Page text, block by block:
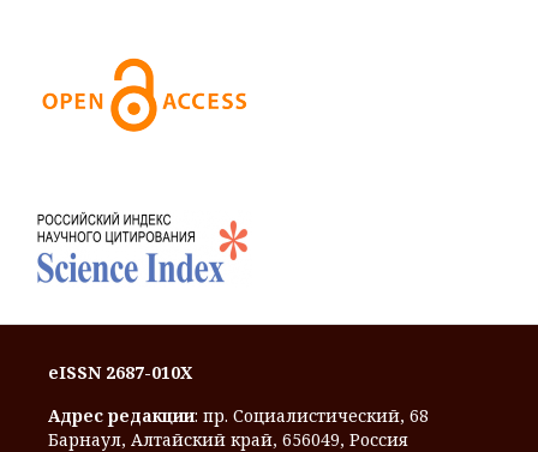
eISSN 2687-010X
Адрес редакции: пр. Социалистический, 68
Барнаул, Алтайский край, 656049, Россия